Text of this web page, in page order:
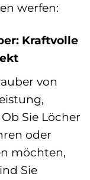
werfen:
Kraftvolle
von
Sie Löcher
oder
möchten,
Sie